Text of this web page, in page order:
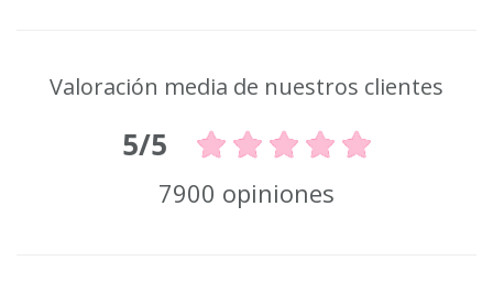
Valoración media de nuestros clientes
5/5
7900 opiniones